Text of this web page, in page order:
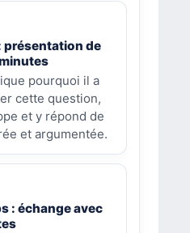
présentation de
pourquoi il a
cette question,
et y répond de
et argumentée.
: échange avec